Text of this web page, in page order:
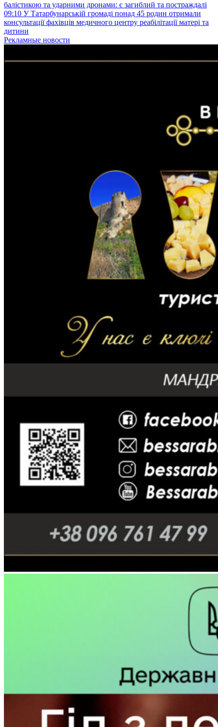
балістикою та ударними дронами: є загиблий та постраждалі
09:10 У Татарбунарській громаді понад 45 родин отримали
консультації фахівців медичного центру реабілітації матері та
дитини
Рекламные новости